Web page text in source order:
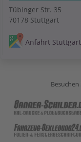
Tübinger Str. 35
70178 Stuttgart
Anfahrt Stuttgart